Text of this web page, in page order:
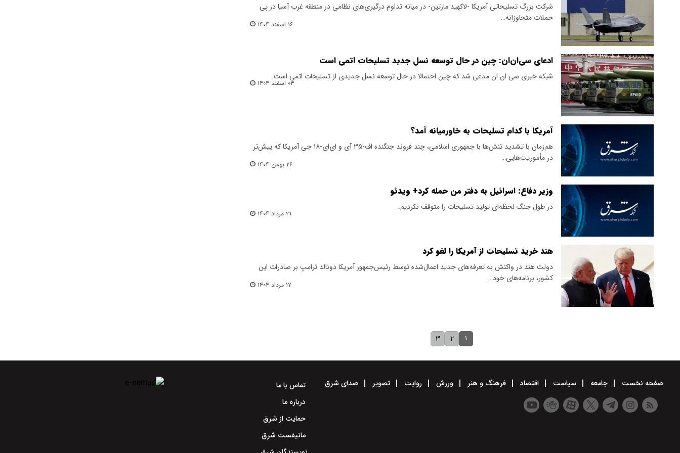
شرکت بزرگ تسلیحاتی آمریکا -لاکهید مارتین- در میانه تداوم درگیری‌های نظامی در منطقه غرب آسیا در پی
حملات متجاوزانه…
۱۶ اسفند ۱۴۰۴
ادعای سی‌ان‌ان: چین در حال توسعه نسل جدید تسلیحات اتمی است
شبکه خبری سی ان ان مدعی شد که چین احتمالا در حال توسعه نسل جدیدی از تسلیحات اتمی است.
۰۳ اسفند ۱۴۰۴
آمریکا با کدام‌ تسلیحات به خاورمیانه آمد؟
هم‌زمان با تشدید تنش‌ها با جمهوری اسلامی، چند فروند جنگنده اف-۳۵ آی و ای‌ای‌-۱۸‌ جی آمریکا که پیش‌تر
در مأموریت‌هایی…
۲۶ بهمن ۱۴۰۴
وزیر دفاع: اسرائیل به دفتر من حمله کرد+ ویدئو
در طول جنگ لحظه‌ای تولید تسلیحات را متوقف نکردیم.
۳۱ مرداد ۱۴۰۴
هند خرید تسلیحات از آمریکا را لغو کرد
دولت هند در واکنش به تعرفه‌های جدید اعمال‌شده توسط رئیس‌جمهور آمریکا دونالد ترامپ بر صادرات این
کشور، برنامه‌های خود…
۱۷ مرداد ۱۴۰۴
۱ ۲ ۳
صفحه نخست جامعه سیاست اقتصاد فرهنگ و هنر ورزش روایت تصویر صدای شرق
تماس با ما
درباره ما
حمایت از شرق
مانیفست شرق